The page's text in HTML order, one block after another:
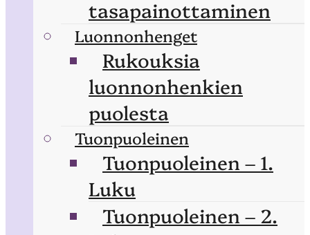
tasapainottaminen
Luonnonhenget
Rukouksia
luonnonhenkien
puolesta
Tuonpuoleinen
Tuonpuoleinen – 1.
Luku
Tuonpuoleinen – 2.